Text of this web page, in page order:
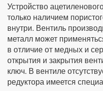
Устройство
только наличием
внутри. Вентиль
металл может
в отличие от медных и
открытия и закрытия
ключ. В вентиле
редуктора имеется